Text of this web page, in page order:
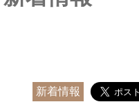
新着情報